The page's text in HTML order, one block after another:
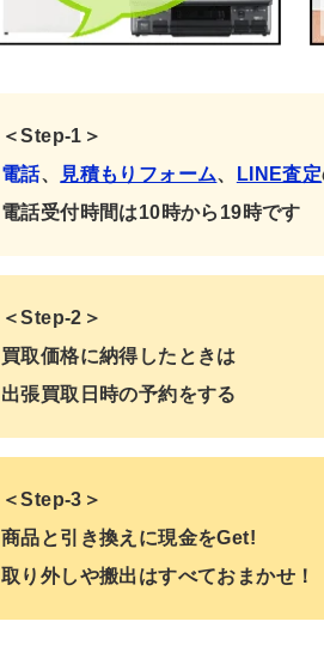
＜Step-1＞
電話、 見積もりフォーム、 LINE査定
電話受付時間は10時から19時です
＜Step-2＞
買取価格に納得したときは
出張買取日時の予約をする
＜Step-3＞
商品と引き換えに現金をGet!
取り外しや搬出はすべておまかせ！